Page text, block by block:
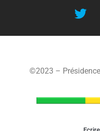
©2023 –